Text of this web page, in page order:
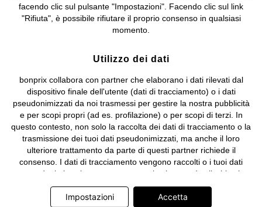
facendo clic sul pulsante "Impostazioni". Facendo clic sul link
"Rifiuta", è possibile rifiutare il proprio consenso in qualsiasi
momento.
Utilizzo dei dati
bonprix collabora con partner che elaborano i dati rilevati dal
dispositivo finale dell'utente (dati di tracciamento) o i dati
pseudonimizzati da noi trasmessi per gestire la nostra pubblicità
e per scopi propri (ad es. profilazione) o per scopi di terzi. In
questo contesto, non solo la raccolta dei dati di tracciamento o la
trasmissione dei tuoi dati pseudonimizzati, ma anche il loro
ulteriore trattamento da parte di questi partner richiede il
consenso. I dati di tracciamento vengono raccolti o i tuoi dati
pseudonimizzati vengono trasmessi solo quando clicchi sul
pulsante "Accetta" nel banner di www.bonprix.it. I partner sono le
seguenti società: Adjust GmbH, Criteo SA, Google Ireland
Impostazioni Accetta